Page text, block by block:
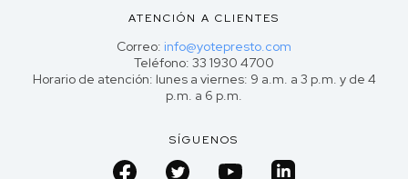
ATENCIÓN A CLIENTES
Correo: info@yotepresto.com
Teléfono: 33 1930 4700
Horario de atención: lunes a viernes: 9 a.m. a 3 p.m. y de 4
p.m. a 6 p.m.
SÍGUENOS